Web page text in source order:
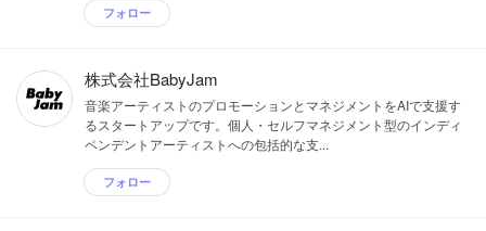
フォロー
株式会社BabyJam
音楽アーティストのプロモーションとマネジメントをAIで支援す
るスタートアップです。個人・セルフマネジメント型のインディ
ペンデントアーティストへの包括的な支...
フォロー